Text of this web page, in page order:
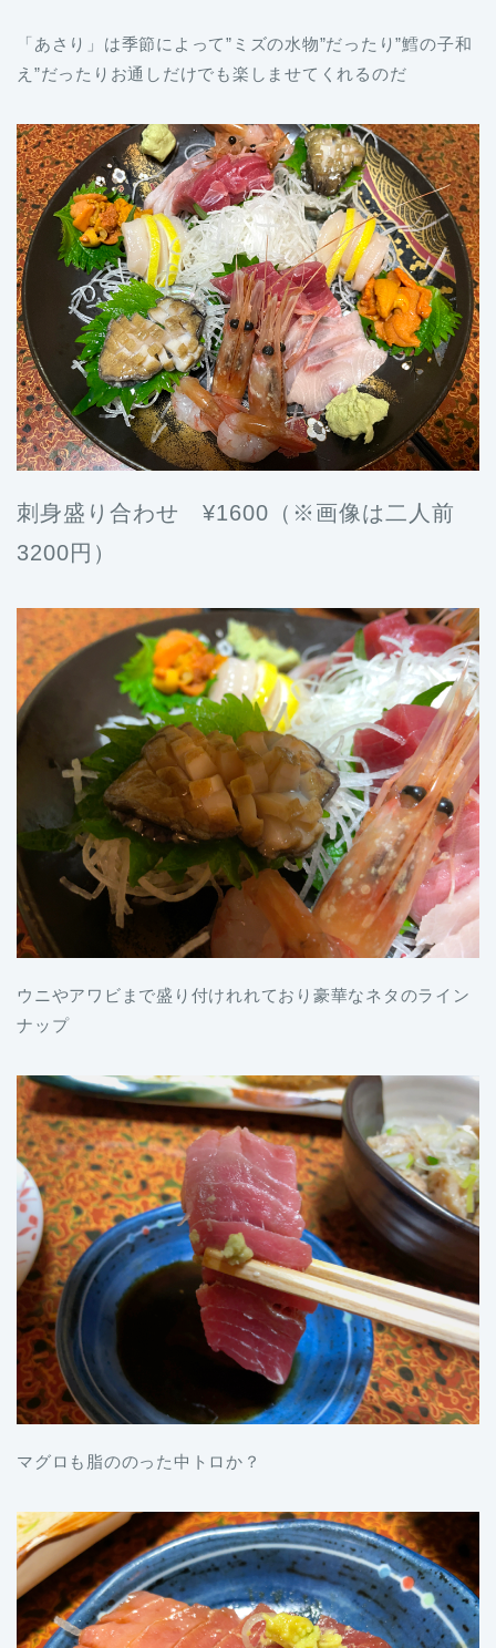
「あさり」は季節によって”ミズの水物”だったり”鱈の子和
え”だったりお通しだけでも楽しませてくれるのだ
刺身盛り合わせ ¥1600（※画像は二人前
3200円）
ウニやアワビまで盛り付けれれており豪華なネタのライン
ナップ
マグロも脂ののった中トロか？